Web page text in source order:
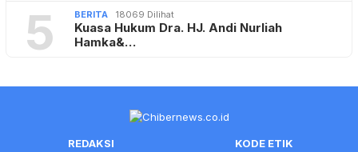
5 BERITA 18069 Dilihat
Kuasa Hukum Dra. HJ. Andi Nurliah
Hamka&…
REDAKSI KODE ETIK